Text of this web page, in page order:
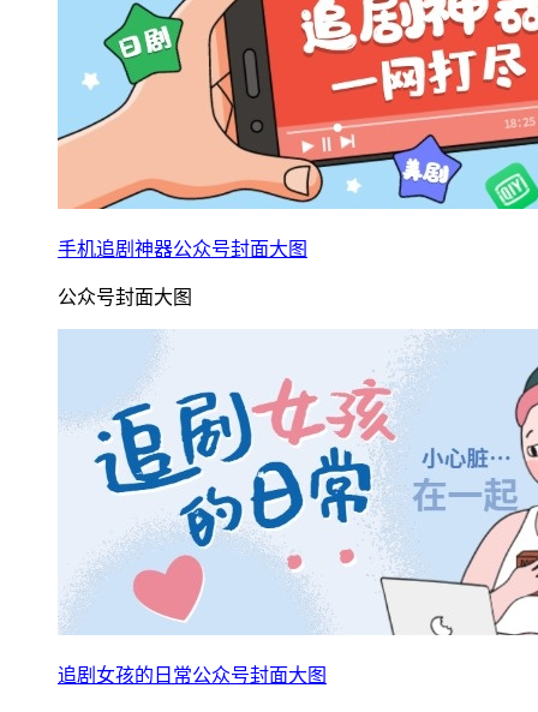
手机追剧神器公众号封面大图
公众号封面大图
追剧女孩的日常公众号封面大图